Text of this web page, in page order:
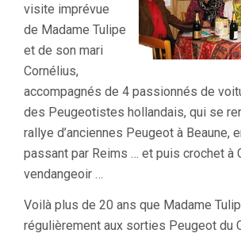
visite imprévue
de Madame Tulipe
et de son mari
Cornélius,
accompagnés de 4 passionnés de
des Peugeotistes hollandais, qui se
rallye d’anciennes Peugeot à Beaune,
passant par Reims … et puis crochet à
vendangeoir …
Voilà plus de 20 ans que Madame
régulièrement aux sorties Peugeot du